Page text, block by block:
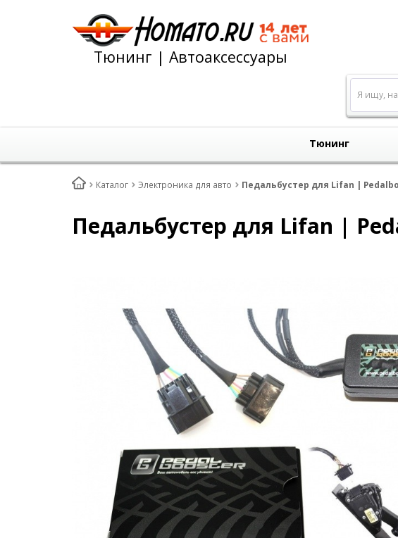
Тюнинг | Автоаксессуары
Я ищу,
Тюнинг
Каталог Электроника для авто Педальбустер для Lifan |
Педальбустер для Lifan |